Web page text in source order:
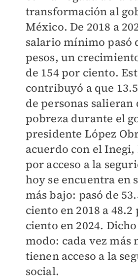
transformación al
México. De 2018 a
salario mínimo pasó
pesos, un
de 154 por ciento.
contribuyó a que
de personas salieran
pobreza durante el
presidente López
acuerdo con el
por acceso a la
hoy se encuentra en
más bajo: pasó de
ciento en 2018 a 48.2
ciento en 2024.
modo: cada vez más
tienen acceso a la
social.